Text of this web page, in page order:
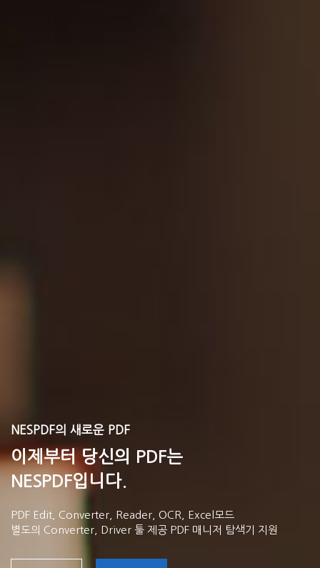
NESPDF의 새로운 PDF
이제부터 당신의 PDF는
NESPDF입니다.
PDF Edit, Converter, Reader, OCR, Excel모드
별도의 Converter, Driver 툴 제공 PDF 매니저 탐색기 지원